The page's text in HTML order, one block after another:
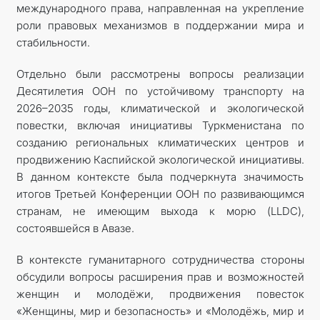
международного права, направленная на укрепление
роли правовых механизмов в поддержании мира и
стабильности.
Отдельно были рассмотрены вопросы реализации
Десятилетия ООН по устойчивому транспорту на
2026–2035 годы, климатической и экологической
повестки, включая инициативы Туркменистана по
созданию региональных климатических центров и
продвижению Каспийской экологической инициативы.
В данном контексте была подчеркнута значимость
итогов Третьей Конференции ООН по развивающимся
странам, не имеющим выхода к морю (LLDC),
состоявшейся в Авазе.
В контексте гуманитарного сотрудничества стороны
обсудили вопросы расширения прав и возможностей
женщин и молодёжи, продвижения повесток
«Женщины, мир и безопасность» и «Молодёжь, мир и